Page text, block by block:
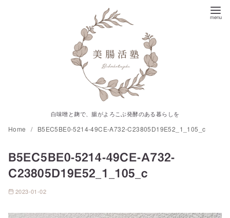
白味噌と麹で、腸がよろこぶ発酵のある暮らしを
Home B5EC5BE0-5214-49CE-A732-C23805D19E52_1_105_c
B5EC5BE0-5214-49CE-A732-
C23805D19E52_1_105_c
2023-01-02